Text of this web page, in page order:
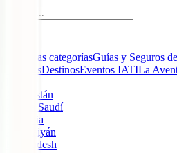
Todas las categoríasGuías y Seguros
ViajerosDestinosEventos IATILa
Afganistán
Arabia Saudí
Armenia
Azerbaiyán
Bangladesh